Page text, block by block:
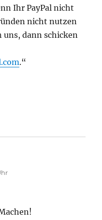
Ihr PayPal nicht
nicht nutzen
dann schicken
.“